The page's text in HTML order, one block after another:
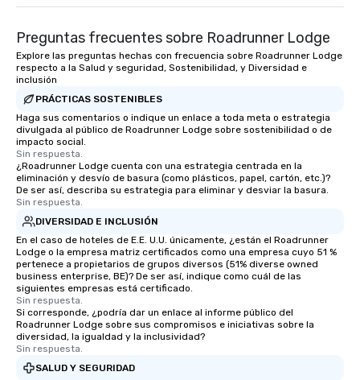
Preguntas frecuentes sobre Roadrunner Lodge
Explore las preguntas hechas con frecuencia sobre Roadrunner Lodge
respecto a la Salud y seguridad, Sostenibilidad, y Diversidad e
inclusión
PRÁCTICAS SOSTENIBLES
Haga sus comentarios o indique un enlace a toda meta o estrategia
divulgada al público de Roadrunner Lodge sobre sostenibilidad o de
impacto social.
Sin respuesta.
¿Roadrunner Lodge cuenta con una estrategia centrada en la
eliminación y desvío de basura (como plásticos, papel, cartón, etc.)?
De ser así, describa su estrategia para eliminar y desviar la basura.
Sin respuesta.
DIVERSIDAD E INCLUSIÓN
En el caso de hoteles de E.E. U.U. únicamente, ¿están el Roadrunner
Lodge o la empresa matriz certificados como una empresa cuyo 51 %
pertenece a propietarios de grupos diversos (51% diverse owned
business enterprise, BE)? De ser así, indique como cuál de las
siguientes empresas está certificado.
Sin respuesta.
Si corresponde, ¿podría dar un enlace al informe público del
Roadrunner Lodge sobre sus compromisos e iniciativas sobre la
diversidad, la igualdad y la inclusividad?
Sin respuesta.
SALUD Y SEGURIDAD